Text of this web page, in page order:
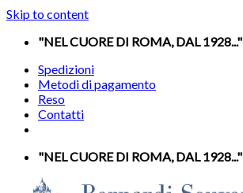
Skip to content
"NEL CUORE DI ROMA, DAL 1928..."
Spedizioni
Metodi di pagamento
Reso
Contatti
"NEL CUORE DI ROMA, DAL 1928..."